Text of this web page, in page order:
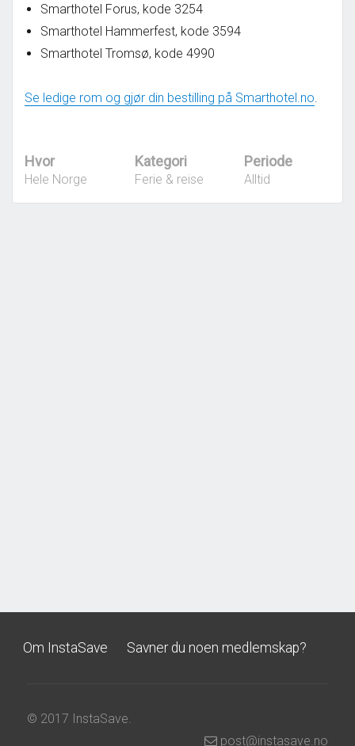
Smarthotel Forus, kode 3254
Smarthotel Hammerfest, kode 3594
Smarthotel Tromsø, kode 4990
Se ledige rom og gjør din bestilling på Smarthotel.no.
Hvor
Hele Norge
Kategori
Ferie & reise
Periode
Alltid
Om InstaSave Savner du noen medlemskap?
© 2017 InstaSave.
post@instasave.no